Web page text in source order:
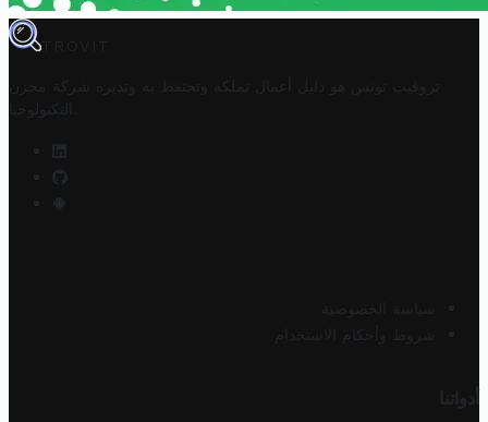
TROVIT
تروفيت تونس هو دليل أعمال تملكه وتحتفظ به وتديره
شركة مخزن
التكنولوجيا
سياسة الخصوصية
شروط وأحكام الاستخدام
أدواتنا